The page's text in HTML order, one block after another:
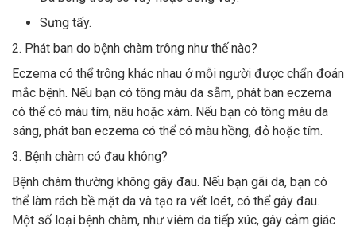
Sưng tấy.
2. Phát ban do bệnh chàm trông như thế nào?
Eczema có thể trông khác nhau ở mỗi người được chẩn đoán
mắc bệnh. Nếu bạn có tông màu da sẫm, phát ban eczema
có thể có màu tím, nâu hoặc xám. Nếu bạn có tông màu da
sáng, phát ban eczema có thể có màu hồng, đỏ hoặc tím.
3. Bệnh chàm có đau không?
Bệnh chàm thường không gây đau. Nếu bạn gãi da, bạn có
thể làm rách bề mặt da và tạo ra vết loét, có thể gây đau.
Một số loại bệnh chàm, như viêm da tiếp xúc, gây cảm giác